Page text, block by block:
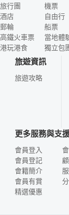
旅行團
酒店
郵輪
高鐵火車票
港玩港食
機票
自由行
船票
當地體
獨立包
旅遊資訊
旅遊攻略
更多服務與支
會員登入
會員登記
會籍簡介
會員有賞
精選優惠